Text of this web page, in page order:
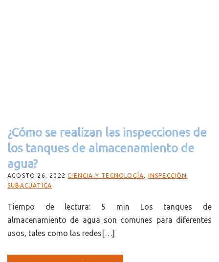
¿Cómo se realizan las inspecciones de
los tanques de almacenamiento de
agua?
AGOSTO 26, 2022 CIENCIA Y TECNOLOGÍA
INSPECCIÓN
SUBACUÁTICA
Tiempo de lectura: 5 min Los tanques de
almacenamiento de agua son comunes para diferentes
usos, tales como las redes[…]